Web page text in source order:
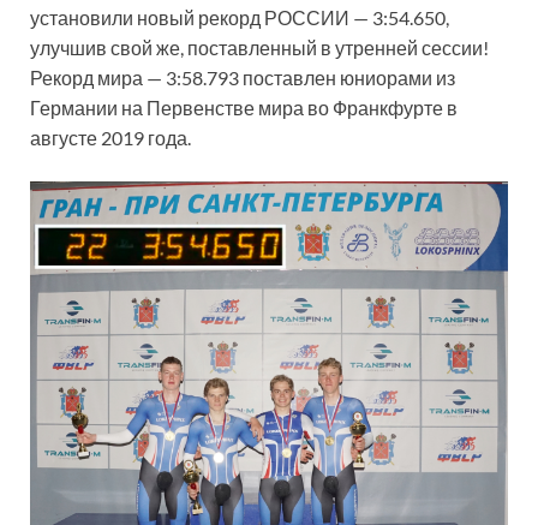
установили новый рекорд РОССИИ — 3:54.650,
улучшив свой же, поставленный в утренней сессии!
Рекорд мира — 3:58.793 поставлен юниорами из
Германии на Первенстве мира во Франкфурте в
августе 2019 года.